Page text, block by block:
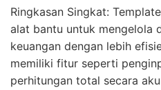
Ringkasan Singkat:
alat bantu untuk mengelola
keuangan dengan lebih
memiliki fitur seperti
perhitungan total secara